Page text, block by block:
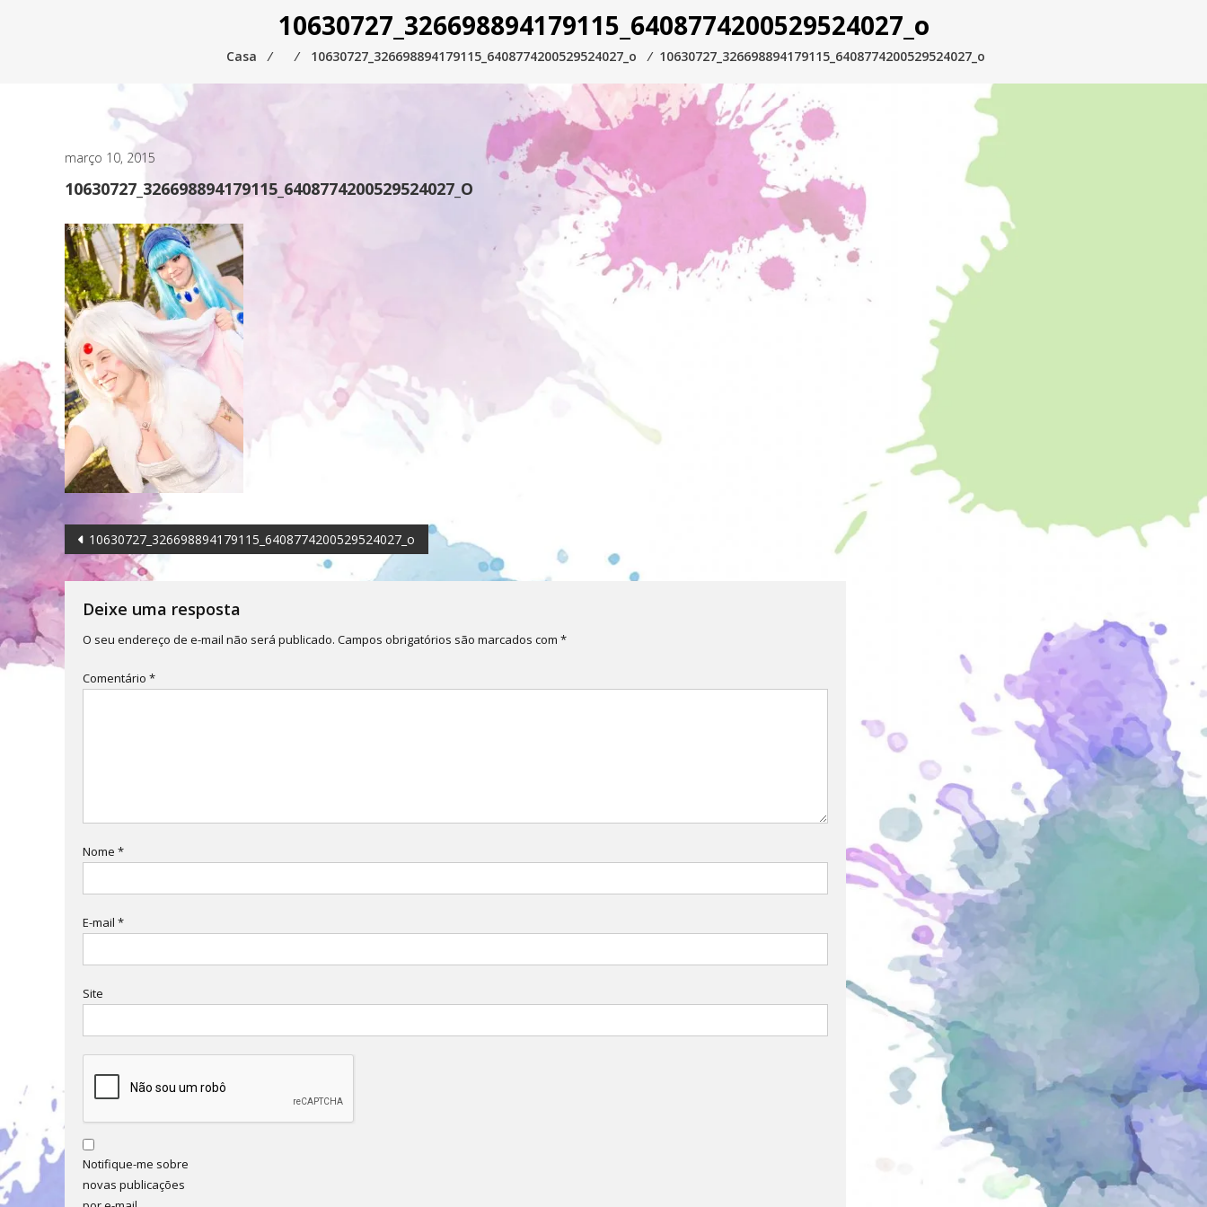
10630727_326698894179115_6408774200529524027_o
Casa ⁄ ⁄ 10630727_326698894179115_6408774200529524027_o ⁄ 10630727_326698894179115_6408774200529524027_o
março 10, 2015
10630727_326698894179115_6408774200529524027_O
Navegação
de
Post
10630727_326698894179115_6408774200529524027_o
Deixe uma resposta
O seu endereço de e-mail não será publicado. Campos obrigatórios são marcados com *
Comentário *
Nome *
E-mail *
Site
Notifique-me sobre
novas publicações